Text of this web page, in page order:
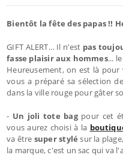
Bientôt la fête des papas !!
GIFT ALERT… Il n’est pas
fasse plaisir aux hommes...
Heureusement, on est là
vous a préparé sa sélection
dans la ville rouge pour gâter
- Un joli tote bagpour cet
vous aurez choisi à la
va être super stylésur la
la marque, c'est un sac qui va